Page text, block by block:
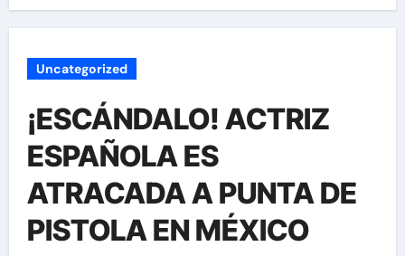
Uncategorized
¡ESCÁNDALO! ACTRIZ
ESPAÑOLA ES
ATRACADA A PUNTA DE
PISTOLA EN MÉXICO